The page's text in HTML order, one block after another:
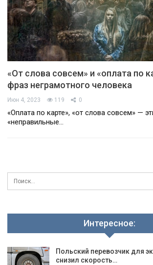
«От слова совсем» и «оплата по
фраз неграмотного человека
Июн 4, 2023 119 0
«Оплата по карте», «от слова совсем» —
«неправильные…
Интересное:
Польский перевозчик для
снизил скорость…